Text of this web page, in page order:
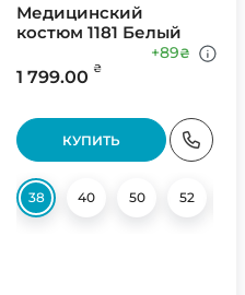
54
Медицинский
костюм 1181 Белый
1 799.00 ₴
+89₴
КУПИТЬ
38 40 50 52